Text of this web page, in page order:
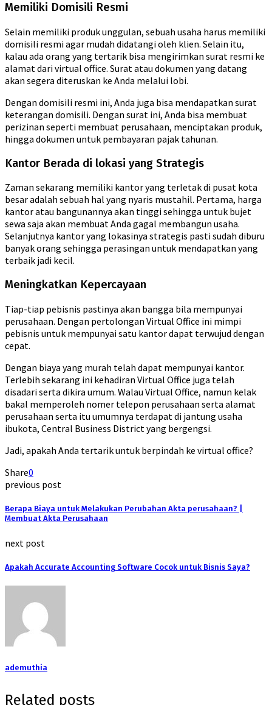
Memiliki Domisili Resmi
Selain memiliki produk unggulan, sebuah usaha harus memiliki
domisili resmi agar mudah didatangi oleh klien. Selain itu,
kalau ada orang yang tertarik bisa mengirimkan surat resmi ke
alamat dari virtual office. Surat atau dokumen yang datang
akan segera diteruskan ke Anda melalui lobi.
Dengan domisili resmi ini, Anda juga bisa mendapatkan surat
keterangan domisili. Dengan surat ini, Anda bisa membuat
perizinan seperti membuat perusahaan, menciptakan produk,
hingga dokumen untuk pembayaran pajak tahunan.
Kantor Berada di lokasi yang Strategis
Zaman sekarang memiliki kantor yang terletak di pusat kota
besar adalah sebuah hal yang nyaris mustahil. Pertama, harga
kantor atau bangunannya akan tinggi sehingga untuk bujet
sewa saja akan membuat Anda gagal membangun usaha.
Selanjutnya kantor yang lokasinya strategis pasti sudah diburu
banyak orang sehingga perasingan untuk mendapatkan yang
terbaik jadi kecil.
Meningkatkan Kepercayaan
Tiap-tiap pebisnis pastinya akan bangga bila mempunyai
perusahaan. Dengan pertolongan Virtual Office ini mimpi
pebisnis untuk mempunyai satu kantor dapat terwujud dengan
cepat.
Dengan biaya yang murah telah dapat mempunyai kantor.
Terlebih sekarang ini kehadiran Virtual Office juga telah
disadari serta dikira umum. Walau Virtual Office, namun kelak
bakal memperoleh nomer telepon perusahaan serta alamat
perusahaan serta itu umumnya terdapat di jantung usaha
ibukota, Central Business District yang bergengsi.
Jadi, apakah Anda tertarik untuk berpindah ke virtual office?
Share0
previous post
Berapa Biaya untuk Melakukan Perubahan Akta perusahaan? |
Membuat Akta Perusahaan
next post
Apakah Accurate Accounting Software Cocok untuk Bisnis Saya?
ademuthia
Related posts